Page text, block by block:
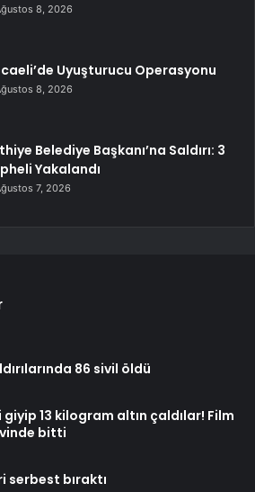
8, 2026
Uyuşturucu Operasyonu
8, 2026
Belediye Başkanı’na Saldırı: 3
Yakalandı
7, 2026
86 sivil öldü
13 kilogram altın çaldılar! Film
bitti
serbest bıraktı